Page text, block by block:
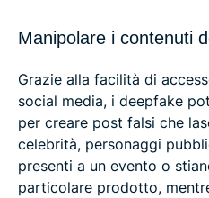
Manipolare i contenuti
Grazie alla facilità di
social media, i deepfake
per creare post falsi che
celebrità, personaggi
presenti a un evento o
particolare prodotto,